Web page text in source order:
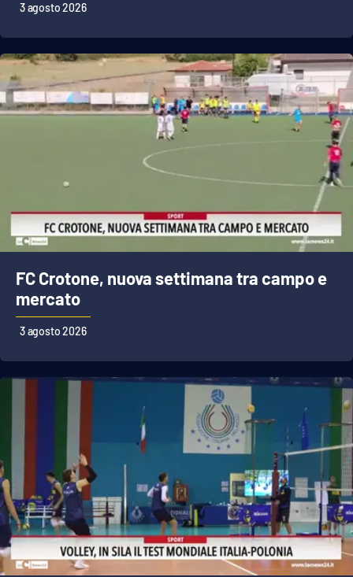
3 agosto 2026
FC Crotone, nuova settimana tra campo e
mercato
3 agosto 2026